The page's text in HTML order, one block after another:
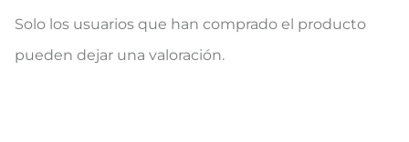
V
a
Solo los usuarios que han comprado el producto
pueden dejar una valoración.